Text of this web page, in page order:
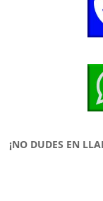
¡NO DUDES EN